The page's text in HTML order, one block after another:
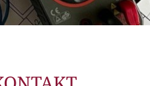
Überschreitung
und Vordrucke
Marktkommunikation